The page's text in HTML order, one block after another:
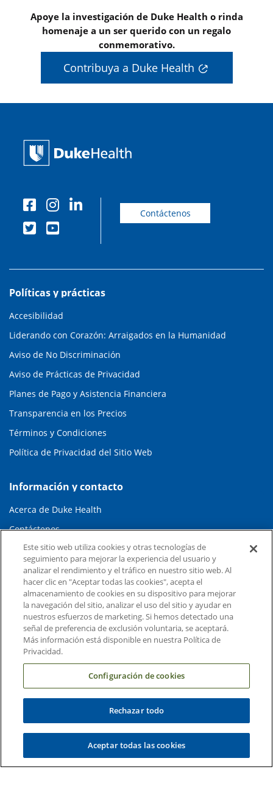
Apoye la investigación de Duke Health o rinda
homenaje a un ser querido con un regalo
conmemorativo.
Contribuya a Duke Health
Contáctenos
Políticas y prácticas
Accesibilidad
Liderando con Corazón: Arraigados en la Humanidad
Aviso de No Discriminación
Aviso de Prácticas de Privacidad
Planes de Pago y Asistencia Financiera
Transparencia en los Precios
Términos y Condiciones
Política de Privacidad del Sitio Web
Información y contacto
Acerca de Duke Health
Contáctenos
Carreras en Duke Health
Sala de Prensa de Duke Health
Suscripción al Correo Electrónico
Médicos Derivadores
Enlaces relacionados
Duke Cancer Institute
Duke Children's
Duke School of Nursing
Este sitio web utiliza cookies y otras tecnologías de
seguimiento para mejorar la experiencia del usuario y
analizar el rendimiento y el tráfico en nuestro sitio web. Al
hacer clic en "Aceptar todas las cookies", acepta el
almacenamiento de cookies en su dispositivo para mejorar
la navegación del sitio, analizar el uso del sitio y ayudar en
nuestros esfuerzos de marketing. Si hemos detectado una
señal de preferencia de exclusión voluntaria, se aceptará.
Más información está disponible en nuestra Política de
Privacidad.
Configuración de cookies
Rechazar todo
Aceptar todas las cookies